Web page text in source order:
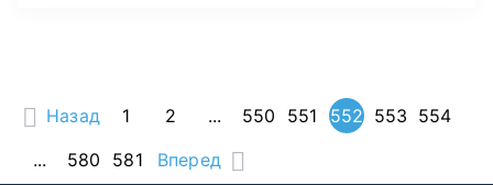
Назад 1 2 ... 550 551 552 553 554
...
580 581 Вперед